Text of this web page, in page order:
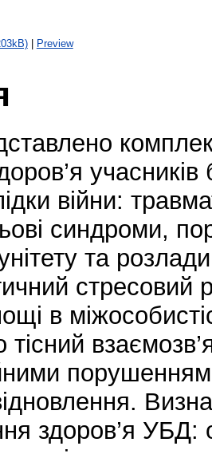
| Preview
війни:
синдроми,
та
стресовий
в
тісний
здоров’я